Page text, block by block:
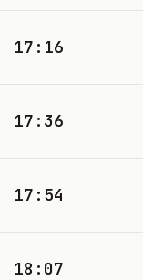
17:16
17:36
17:54
18:07